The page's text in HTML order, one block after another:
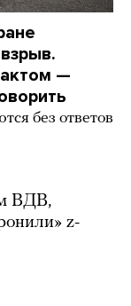
—
без ответов
ВДВ,
z-